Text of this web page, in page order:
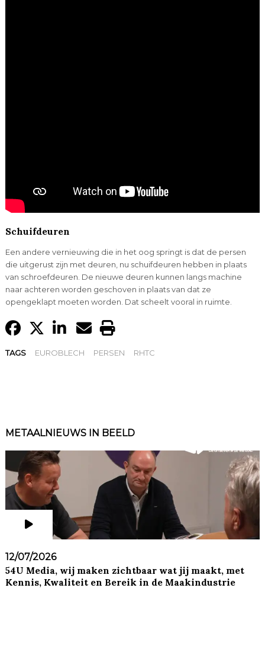
Schuifdeuren
Een andere vernieuwing die in het oog springt is dat de persen
die uitgerust zijn met deuren, nu schuifdeuren hebben in plaats
van schroefdeuren. De nieuwe deuren kunnen langs machine
naar achteren worden geschoven in plaats van dat ze
opengeklapt moeten worden. Dat scheelt vooral in ruimte.
TAGS EUROBLECH PERSEN RHTC
METAALNIEUWS IN BEELD
12/07/2026
54U Media, wij maken zichtbaar wat jij maakt, met
Kennis, Kwaliteit en Bereik in de Maakindustrie